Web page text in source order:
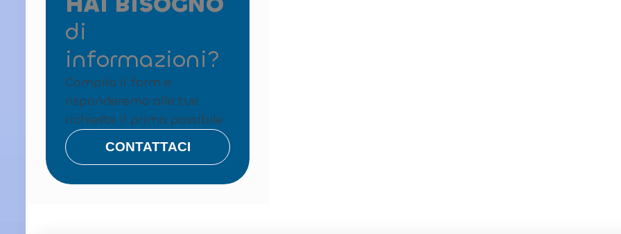
di
informazioni?
Compila il form e
risponderemo alle tue
richieste il prima possibile
CONTATTACI